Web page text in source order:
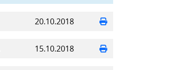
20.10.2018
15.10.2018